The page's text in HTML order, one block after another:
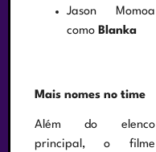
Jason Momoa
como Blanka
Mais nomes no time
Além do elenco
principal, o filme